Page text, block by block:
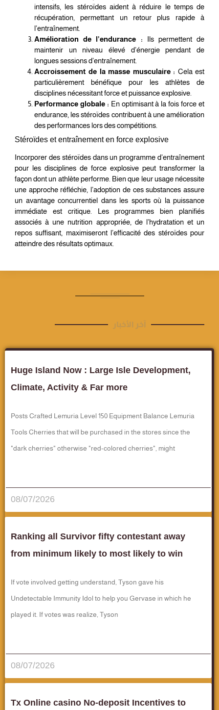
intensifs, les stéroïdes aident à réduire le temps de
récupération, permettant un retour plus rapide à
l’entraînement.
Amélioration de l’endurance : Ils permettent de
maintenir un niveau élevé d’énergie pendant de
longues sessions d’entraînement.
Accroissement de la masse musculaire : Cela est
particulièrement bénéfique pour les athlètes de
disciplines nécessitant force et puissance explosive.
Performance globale : En optimisant à la fois force et
endurance, les stéroïdes contribuent à une amélioration
des performances lors des compétitions.
Stéroïdes et entraînement en force explosive
Incorporer des stéroïdes dans un programme d’entraînement
pour les disciplines de force explosive peut transformer la
façon dont un athlète performe. Bien que leur usage nécessite
une approche réfléchie, l’adoption de ces substances assure
un avantage concurrentiel dans les sports où la puissance
immédiate est critique. Les programmes bien planifiés
associés à une nutrition appropriée, de l’hydratation et un
repos suffisant, maximiseront l’efficacité des stéroïdes pour
atteindre des résultats optimaux.
آخر الأخبار
Huge Island Now : Large Isle Development,
Climate, Activity & Far more
Posts Crafted Lemuria Level 150 Equipment Balance Lemuria
Tools Cherries that will be purchased in the stores since the
"dark cherries" otherwise "red-colored cherries", might
08/07/2026
Ranking all Survivor fifty contestant away
from minimum likely to most likely to win
If vote involved getting understand, Tyson gave his
Undetectable Immunity Idol to help you Gervase in which he
played it. If votes was realize, Tyson
08/07/2026
Tx Online casino No-deposit Incentives to